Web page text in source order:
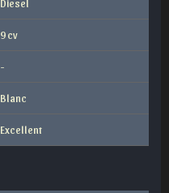
Diesel
9 cv
-
Blanc
Excellent